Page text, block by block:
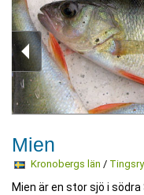
Mien
Kronobergs län /
Mien är en stor sjö i